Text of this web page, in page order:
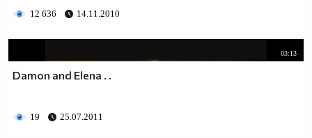
12 636 14.11.2010
03:13
Damon and Elena . .
19 25.07.2011